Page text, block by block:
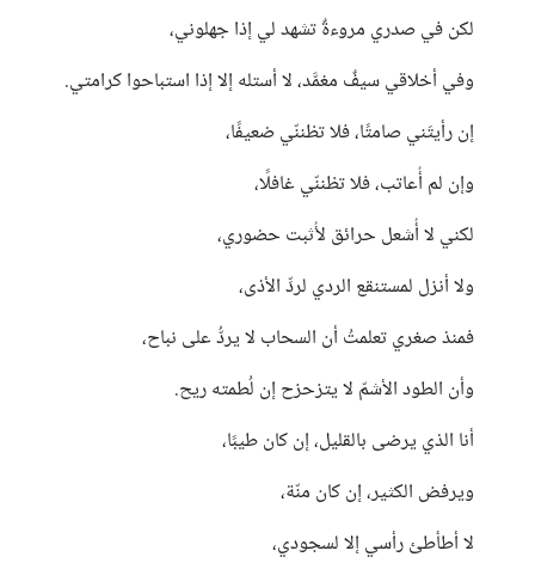
لكن في صدري مروءةٌ تشهد لي إذا جهلوني،
وفي أخلاقي سيفٌ مغمَّد، لا أستله إلا إذا استباحوا كرامتي.
إن رأيتَني صامتًا، فلا تظننّي ضعيفًا،
وإن لم أُعاتب، فلا تظننّي غافلًا،
لكني لا أُشعل حرائق لأُثبت حضوري،
ولا أنزل لمستنقع الردي لردِّ الأذى،
فمنذ صغري تعلمتُ أن السحاب لا يردُّ على نباح،
وأن الطود الأشمّ لا يتزحزح إن لُطمته ريح.
أنا الذي يرضى بالقليل، إن كان طيبًا،
ويرفض الكثير، إن كان منّة،
لا أطأطئ رأسي إلا لسجودي،